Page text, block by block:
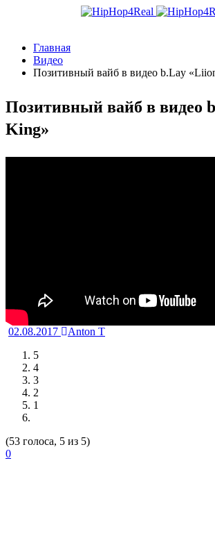
Главная
Видео
Позитивный вайб в видео b.Lay
Позитивный вайб в видео
King»
02.08.2017
Anton T
5
4
3
2
1
(53 голоса, 5 из 5)
0